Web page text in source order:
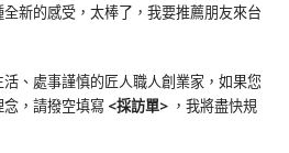
新的感受，太棒了，我要推薦朋友來台
、處事謹慎的匠人職人創業家，如果您
，請撥空填寫 <採訪單> ，我將盡快規